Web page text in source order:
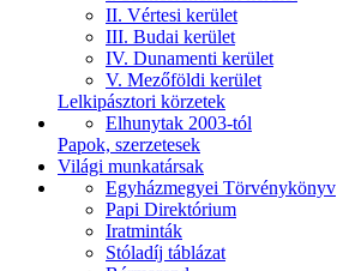
II. Vértesi kerület
III. Budai kerület
IV. Dunamenti kerület
V. Mezőföldi kerület
Lelkipásztori körzetek
Elhunytak 2003-tól
Papok, szerzetesek
Világi munkatársak
Egyházmegyei Törvénykönyv
Papi Direktórium
Iratminták
Stóladíj táblázat